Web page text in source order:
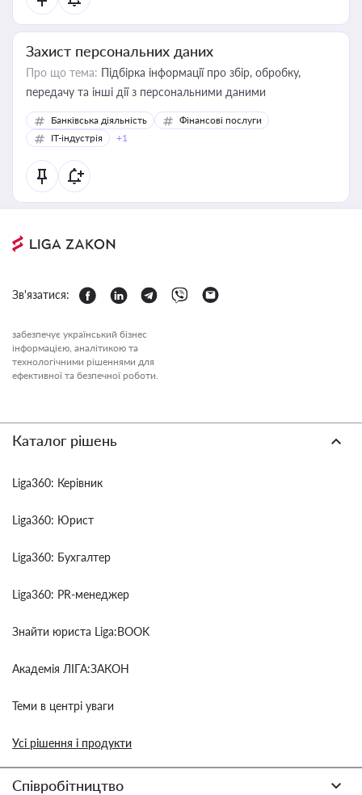
Захист персональних даних
Про що тема: Підбірка інформації про збір, обробку,
передачу та інші дії з персональними даними
Банківська діяльність
Фінансові послуги
IT-індустрія
+1
Зв'язатися:
забезпечує український бізнес
інформацією, аналітикою та
технологічними рішеннями для
ефективної та безпечної роботи.
Каталог рішень
Liga360: Керівник
Liga360: Юрист
Liga360: Бухгалтер
Liga360: PR-менеджер
Знайти юриста Liga:BOOK
Академія ЛІГА:ЗАКОН
Теми в центрі уваги
Усі рішення і продукти
Співробітництво